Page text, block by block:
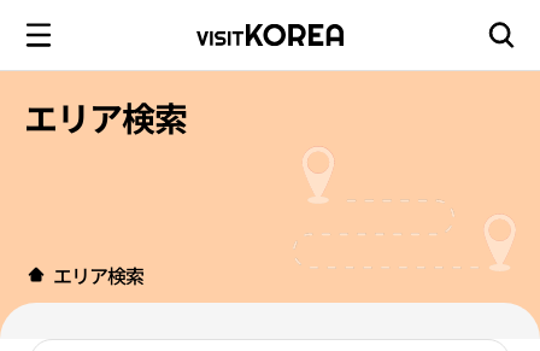
エリア検索
エリア検索